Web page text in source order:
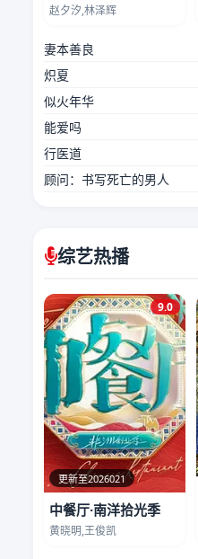
赵夕汐,林泽辉
妻本善良
炽夏
似火年华
能爱吗
行医道
顾问：书写死亡的男人
综艺热播
更新至2026021
9.0
中餐厅·南洋拾光季
黄晓明,王俊凯